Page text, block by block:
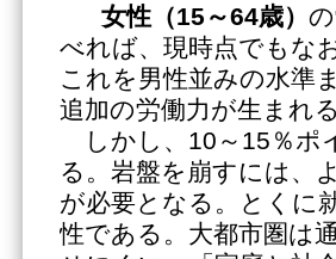
女性（15～64歳）
べれば、現時点でもな
これを男性並みの水準
追加の労働力が生まれ
しかし、10～15％ポ
る。岩盤を崩すには、
が必要となる。とくに
性である。大都市圏は